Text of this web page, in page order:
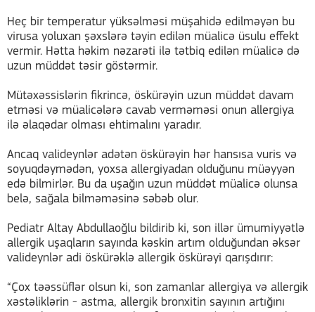
Heç bir temperatur yüksəlməsi müşahidə edilməyən bu
virusa yoluxan şəxslərə təyin edilən müalicə üsulu effekt
vermir. Hətta həkim nəzarəti ilə tətbiq edilən müalicə də
uzun müddət təsir göstərmir.
Mütəxəssislərin fikrincə, öskürəyin uzun müddət davam
etməsi və müalicələrə cavab verməməsi onun allergiya
ilə əlaqədar olması ehtimalını yaradır.
Ancaq valideynlər adətən öskürəyin hər hansısa vuris və
soyuqdəymədən, yoxsa allergiyadan olduğunu müəyyən
edə bilmirlər. Bu da uşağın uzun müddət müalicə olunsa
belə, sağala bilməməsinə səbəb olur.
Pediatr Altay Abdullaoğlu bildirib ki, son illər ümumiyyətlə
allergik uşaqların sayında kəskin artım olduğundan əksər
valideynlər adi öskürəklə allergik öskürəyi qarışdırır:
“Çox təəssüflər olsun ki, son zamanlar allergiya və allergik
xəstəliklərin - astma, allergik bronxitin sayının artığını